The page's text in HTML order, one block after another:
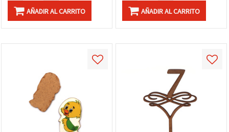
AÑADIR AL CARRITO AÑADIR AL CARRITO